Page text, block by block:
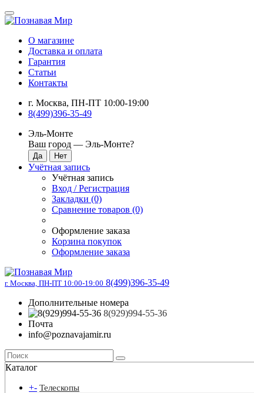
О магазине
Доставка и оплата
Гарантия
Статьи
Контакты
г. Москва, ПН-ПТ 10:00-19:00
8(499)396-35-49
Эль-Монте
Ваш город — Эль-Монте?
Учётная запись
Учётная запись
Вход / Регистрация
Закладки (0)
Сравнение товаров (0)
Оформление заказа
Корзина покупок
Оформление заказа
г. Москва, ПН-ПТ 10:00-19:00 8(499)396-35-49
Дополнительные номера
8(929)994-55-36
Почта
info@poznavajamir.ru
Каталог
+- Телескопы